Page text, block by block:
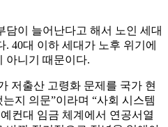
담이 늘어난다고 해서 노인 세대
40대 이하 세대가 노후 위기에
아니기 때문이다.
저출산 고령화 문제를 국가 현
지 의문”이라며 “사회 시스템
컨대 임금 체계에서 연공서열